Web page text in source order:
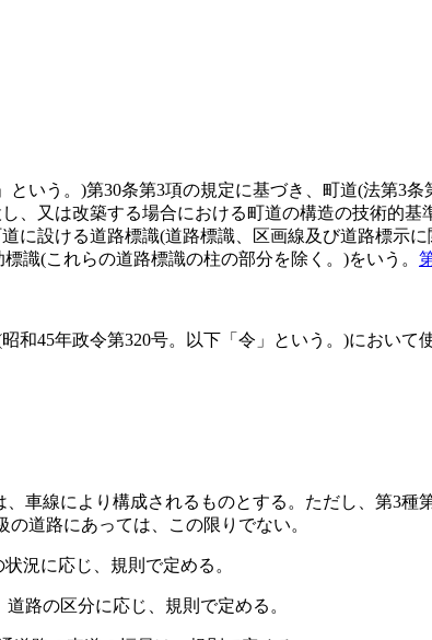
という。)第30条第3項の規定に基づき、町道(法第3条
し、又は改築する場合における町道の構造の技術的基
に設ける道路標識(道路標識、区画線及び道路標示に
標識(これらの道路標識の柱の部分を除く。)をいう。
和45年政令第320号。以下「令」という。)において
、車線により構成されるものとする。 ただし、第3種
道路にあっては、この限りでない。
況に応じ、規則で定める。
道路の区分に応じ、規則で定める。